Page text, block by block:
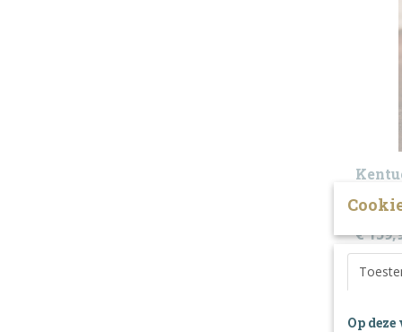
€
Op